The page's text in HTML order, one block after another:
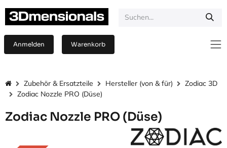
Anmelden Warenkorb
Zubehör & Ersatzteile Hersteller (von & für)
Zodiac 3D
Zodiac Nozzle PRO (Düse)
Zodiac Nozzle PRO (Düse)